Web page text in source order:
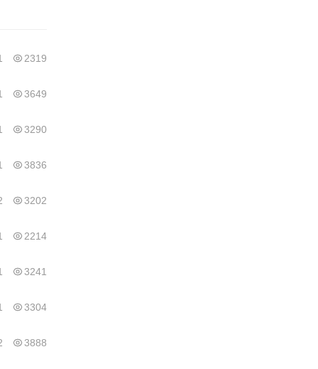
2319
3649
3290
3836
3202
2214
3241
3304
3888